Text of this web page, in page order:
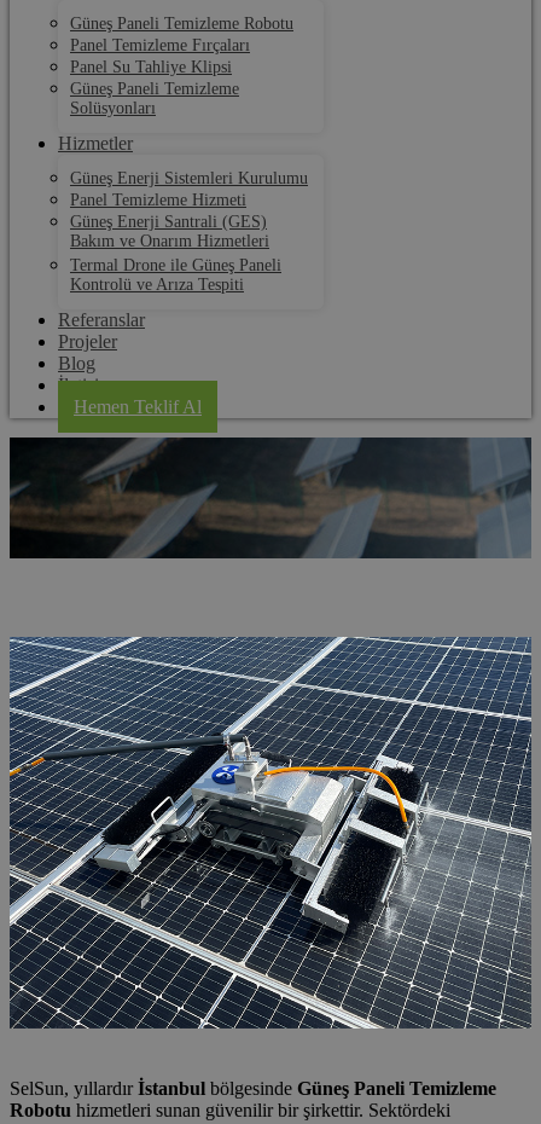
Güneş Paneli Temizleme Robotu
Panel Temizleme Fırçaları
Panel Su Tahliye Klipsi
Güneş Paneli Temizleme
Solüsyonları
Hizmetler
Güneş Enerji Sistemleri Kurulumu
Panel Temizleme Hizmeti
Güneş Enerji Santrali (GES)
Bakım ve Onarım Hizmetleri
Termal Drone ile Güneş Paneli
Kontrolü ve Arıza Tespiti
Referanslar
Projeler
Blog
İletişim
Hemen Teklif Al
SelSun, yıllardırİstanbul bölgesinde Güneş Paneli Temizleme
Robotu hizmetleri sunan güvenilir bir şirkettir. Sektördeki